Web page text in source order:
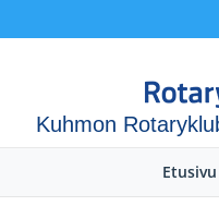
Kuhmon
Etusivu